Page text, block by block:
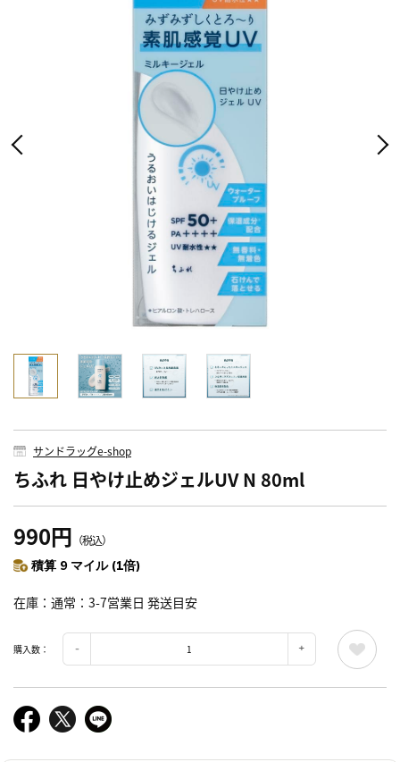
サンドラッグe-shop
ちふれ 日やけ止めジェルUV N 80ml
990円 （税込）
積算 9 マイル (1倍)
在庫 通常：3-7営業日 発送目安
購入数：